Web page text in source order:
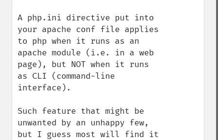
A php.ini directive put into
your apache conf file applies
to php when it runs as an
apache module (i.e. in a web
page), but NOT when it runs
as CLI (command-line
interface).
Such feature that might be
unwanted by an unhappy few,
but I guess most will find it